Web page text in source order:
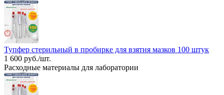
Тупфер стерильный в пробирке для взятия мазков 100 штук
1 600 руб./шт.
Расходные материалы для лаборатории